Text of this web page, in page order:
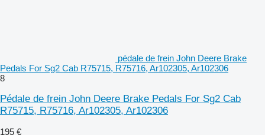
pédale de frein John Deere Brake
Pedals For Sg2 Cab R75715, R75716, Ar102305, Ar102306
8
Pédale de frein John Deere Brake Pedals For Sg2 Cab
R75715, R75716, Ar102305, Ar102306
195 €